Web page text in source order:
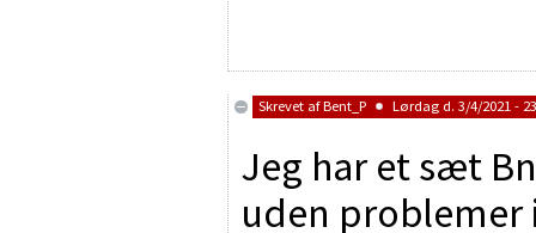
Skrevet afBent_P Lørdag d. 3/4/2021 -
Jeg har et sæt
uden problemer